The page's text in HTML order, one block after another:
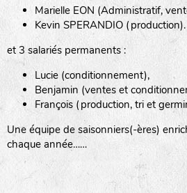
Marielle EON (Administratif,
Kevin SPERANDIO (production).
et 3 salariés permanents :
Lucie (conditionnement),
Benjamin (ventes et
François (production, tri et
Une équipe de saisonniers(-ères)
chaque année……